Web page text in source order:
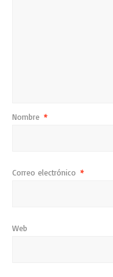
Nombre *
Correo electrónico *
Web